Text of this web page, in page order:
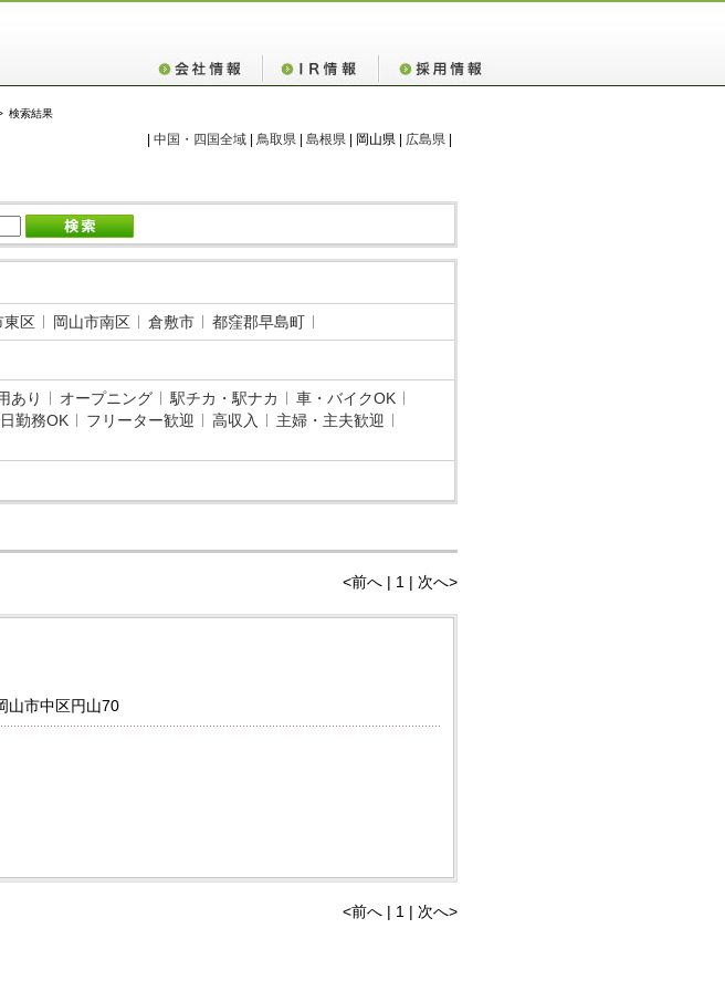
検索結果
中国・四国全域 鳥取県 島根県 | 岡山県 | 広島県
東区 岡山市南区 倉敷市 都窪郡早島町
あり オープニング 駅チカ・駅ナカ
車・バイクOK
勤務OK フリーター歓迎 高収入
主婦・主夫歓迎
<前へ | 1 | 次へ>
山市中区円山70
<前へ | 1 | 次へ>